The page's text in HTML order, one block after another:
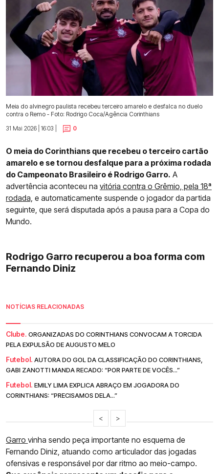
Meia do alvinegro paulista recebeu terceiro amarelo e desfalca no duelo
contra o Remo - Foto: Rodrigo Coca/Agência Corinthians
31 Mai 2026 | 16:03 |
0
O meia do Corinthians que recebeu o terceiro cartão
amarelo e se tornou desfalque para a próxima rodada
do Campeonato Brasileiro é Rodrigo Garro. A
advertência aconteceu na vitória contra o Grêmio, pela 18ª
rodada, e automaticamente suspende o jogador da partida
seguinte, que será disputada após a pausa para a Copa do
Mundo.
Rodrigo Garro recuperou a boa forma com
Fernando Diniz
NOTÍCIAS RELACIONADAS
Clube. ORGANIZADAS DO CORINTHIANS CONVOCAM A TORCIDA
PELA EXPULSÃO DE AUGUSTO MELO
Futebol. AUTORA DO GOL DA CLASSIFICAÇÃO DO CORINTHIANS,
GABI ZANOTTI MANDA RECADO: “POR PARTE DE VOCÊS...”
Futebol. EMILY LIMA EXPLICA ABRAÇO EM JOGADORA DO
CORINTHIANS: “PRECISAMOS DELA...”
< >
Garro vinha sendo peça importante no esquema de
Fernando Diniz, atuando como articulador das jogadas
ofensivas e responsável por dar ritmo ao meio-campo.